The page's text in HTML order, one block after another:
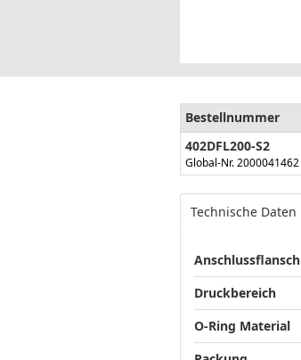
Bestellnummer
402DFL200-S2
Global-Nr. 2000041462
Technische Daten
Anschlussflansch
Druckbereich
O-Ring Material